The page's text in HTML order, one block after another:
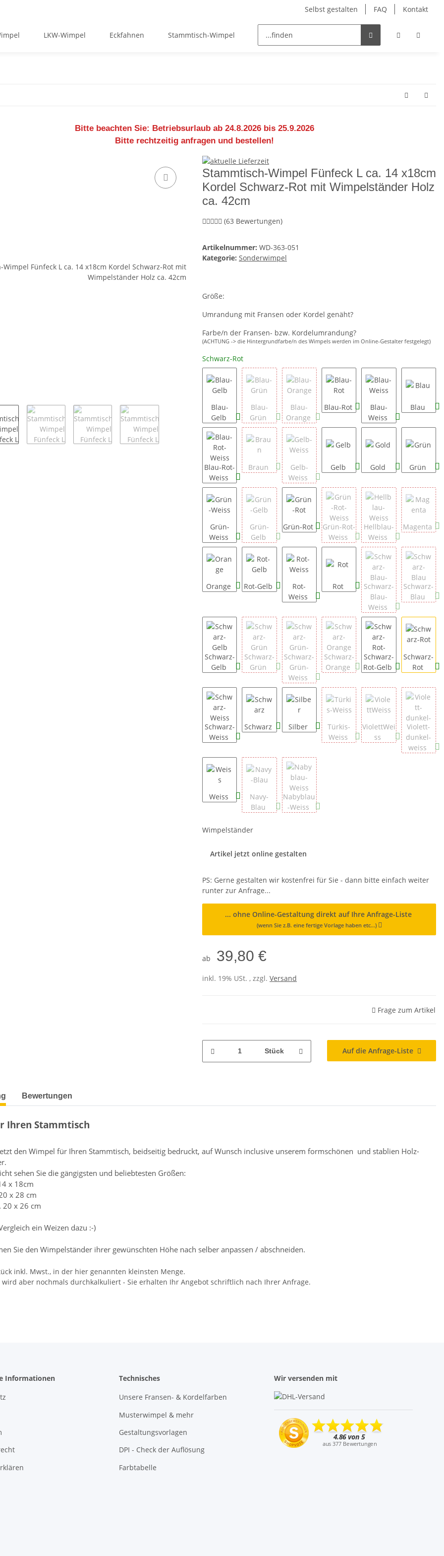
Selbst gestalten FAQ Kontakt
LKW-Wimpel Eckfahnen Stammtisch-Wimpel Fahnenbänder
Bitte beachten Sie: Betriebsurlaub ab 24.8.2026 bis 25.9.2026
Bitte rechtzeitig anfragen und bestellen!
Stammtisch-Wimpel Fünfeck L ca. 14 x18cm
Kordel Schwarz-Rot mit Wimpelständer Holz
ca. 42cm
(63 Bewertungen)
Artikelnummer: WD-363-051
Kategorie: Sonderwimpel
Größe:
Umrandung mit Fransen oder Kordel genäht?
Farbe/n der Fransen- bzw. Kordelumrandung?
(ACHTUNG -> die Hintergrundfarbe/n des Wimpels werden im Online-Gestalter festgelegt)
Schwarz-Rot
Blau-
Gelb
Blau-
Grün
Blau-
Orange
Blau-Rot
Blau-
Weiss
Blau
Blau-Rot-
Weiss
Braun
Gelb-
Weiss
Gelb Gold Grün
Grün-
Weiss
Grün-
Gelb
Grün-Rot
Grün-Rot-
Weiss
Hellblau-
Weiss
Magenta
Orange Rot-Gelb
Rot-
Weiss
Rot
Schwarz-
Blau-
Weiss
Schwarz-
Blau
Schwarz-
Gelb
Schwarz-
Grün
Schwarz-
Grün-
Weiss
Schwarz-
Orange
Schwarz-
Rot-Gelb
Schwarz-
Rot
Schwarz-
Weiss
Schwarz Silber
Türkis-
Weiss
ViolettWei
ss
Violett-
dunkel-
weiss
Weiss
Navy-
Blau
Nabyblau
-Weiss
Wimpelständer
Artikel jetzt online gestalten
PS: Gerne gestalten wir kostenfrei für Sie - dann bitte einfach weiter
runter zur Anfrage...
... ohne Online-Gestaltung direkt auf Ihre Anfrage-Liste
(wenn Sie z.B. eine fertige Vorlage haben etc...)
ab 39,80 €
inkl. 19% USt. , zzgl. Versand
Frage zum Artikel
Stück Auf die Anfrage-Liste
Bewertungen
Ihren Stammtisch
den Wimpel für Ihren Stammtisch, beidseitig bedruckt, auf Wunsch inclusive unserem formschönen und stablien Holz-
sehen Sie die gängigsten und beliebtesten Größen:
x 18cm
x 28 cm
20 x 26 cm
ein Weizen dazu :-)
Sie den Wimpelständer ihrer gewünschten Höhe nach selber anpassen / abschneiden.
inkl. Mwst., in der hier genannten kleinsten Menge.
aber nochmals durchkalkuliert - Sie erhalten Ihr Angebot schriftlich nach Ihrer Anfrage.
Informationen Technisches
Unsere Fransen- & Kordelfarben
Musterwimpel & mehr
Gestaltungsvorlagen
DPI - Check der Auflösung
Farbtabelle
Wir versenden mit